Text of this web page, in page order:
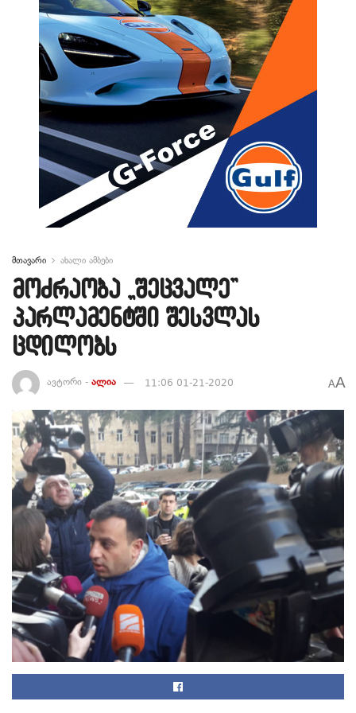
მთავარი ახალი ამბები
მოძრაობა „შეცვალე”
პარლამენტში შესვლას
ცდილობს
ავტორი - ალია 11:06 01-21-2020 AA